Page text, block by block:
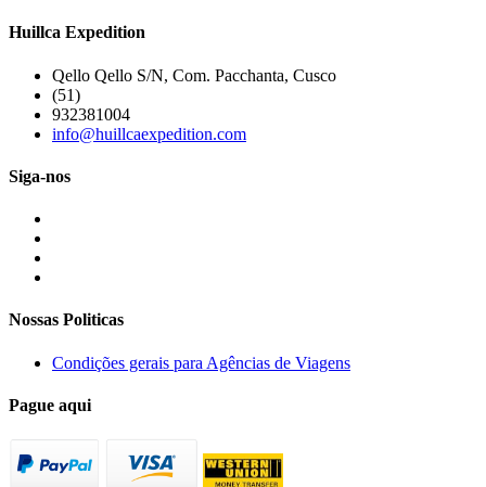
Huillca Expedition
Qello Qello S/N, Com. Pacchanta, Cusco
(51)
932381004
info@huillcaexpedition.com
Siga-nos
Nossas Politicas
Condições gerais para Agências de Viagens
Pague aqui